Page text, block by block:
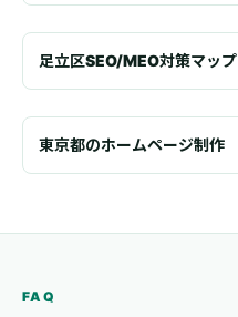
足立区SEO/MEO対策マップ
東京都のホームページ制作
FAQ